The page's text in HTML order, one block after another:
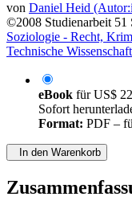
von Daniel Heid
©2008 Studienarbeit 51
Soziologie - Recht,
Technische
eBook fürUS$
Sofort
Format: PDF –
In den Warenkorb